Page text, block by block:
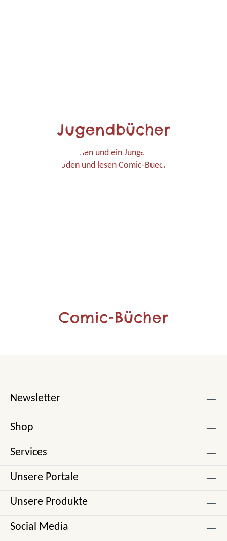
Jugendbücher
Comic-Bücher
Newsletter
Shop
Services
Unsere Portale
Unsere Produkte
Social Media